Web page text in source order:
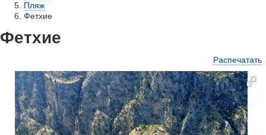
Пляж
Фетхие
Фетхие
Распечатать